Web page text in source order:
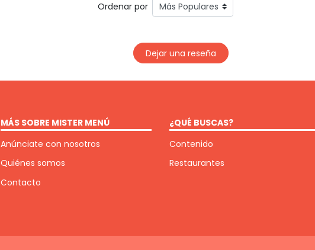
Ordenar por
Dejar una reseña
MÁS SOBRE MISTER MENÚ
Anúnciate con nosotros
Quiénes somos
Contacto
¿QUÉ BUSCAS?
Contenido
Restaurantes